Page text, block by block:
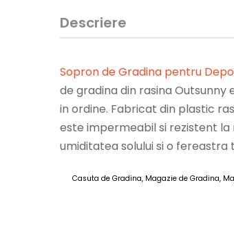
Descriere
Sopron de Gradina pentru
de gradina din rasina
in ordine. Fabricat din plastic
este impermeabil si rezistent la
umiditatea solului si o
Casuta de Gradina, Magazie de Gradina,